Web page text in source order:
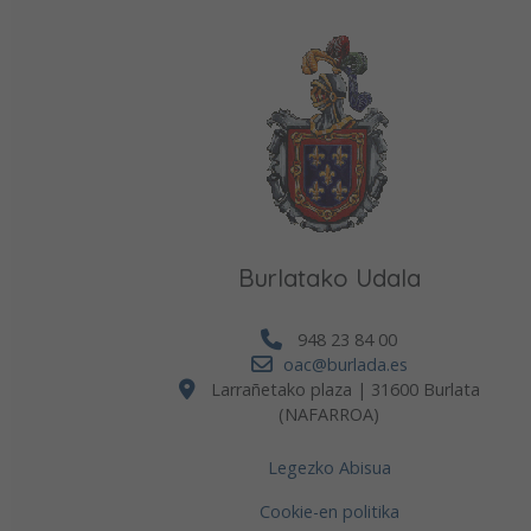
Burlatako Udala
948 23 84 00
oac@burlada.es
Larrañetako plaza | 31600 Burlata
(NAFARROA)
Legezko Abisua
Cookie-en politika